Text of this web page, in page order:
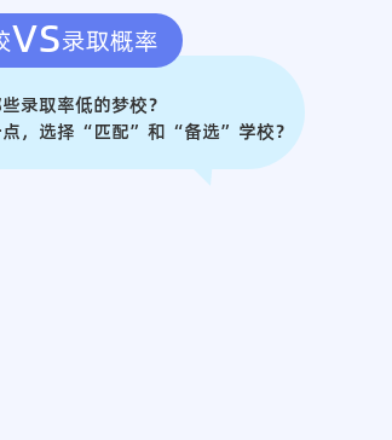
vs录取概率
录取率低的梦校？
点，选择“匹配”和“备选”学校？